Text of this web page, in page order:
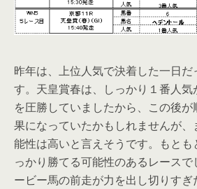
昨年は、上位人気で決着した一日
す。天皇賞春は、しっかり１番人
を圧勝していましたから、この後
果になっていたかもしれませんが
能性は高いと言えそうです。もとも
っかり勝てる可能性のあるレース
ービー馬の前走が力を出し切りす